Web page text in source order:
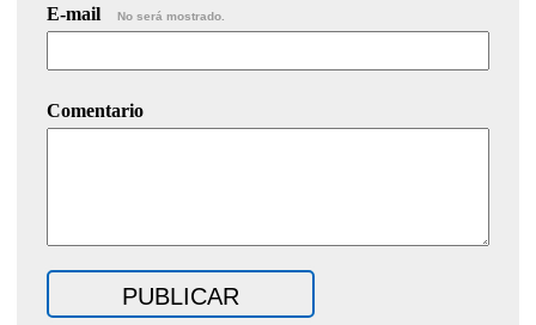
E-mail No será mostrado.
Comentario